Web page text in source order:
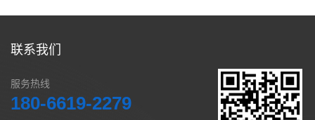
联系我们
服务热线
180-6619-2279